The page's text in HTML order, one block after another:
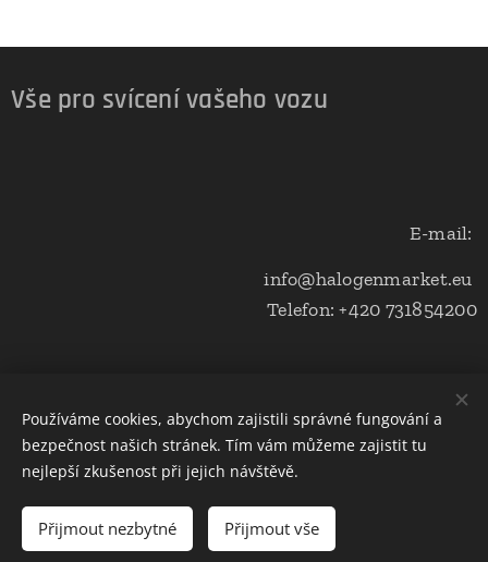
Do košíku
Vše pro svícení vašeho vozu
E-mail:
info@halogenmarket.eu
Telefon: +420 731854200
Obchodní podmínky a ochrana soukromí
Cookies
Používáme cookies, abychom zajistili správné fungování a
bezpečnost našich stránek. Tím vám můžeme zajistit tu
nejlepší zkušenost při jejich návštěvě.
Přijmout nezbytné Přijmout vše